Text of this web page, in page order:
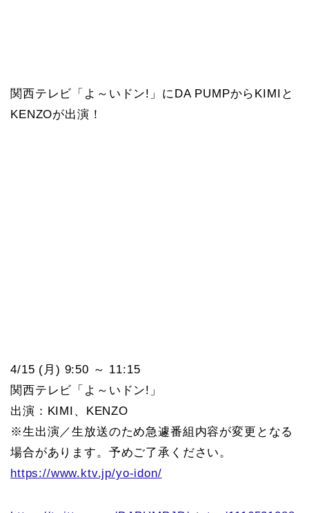
関西テレビ「よ～いドン!」にDA PUMPからKIMIと
KENZOが出演！
4/15 (月) 9:50 ～ 11:15
関西テレビ「よ～いドン!」
出演：KIMI、KENZO
※生出演／生放送のため急遽番組内容が変更となる
場合があります。予めご了承ください。
https://www.ktv.jp/yo-idon/